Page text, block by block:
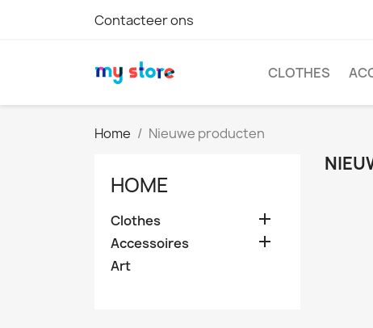
Contacteer ons
CLOTHES
Home Nieuwe producten
HOME
Clothes 
Accessoires 
Art